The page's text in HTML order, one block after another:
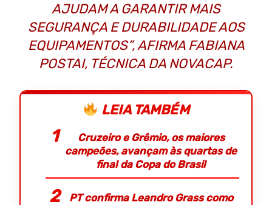
AJUDAM A GARANTIR MAIS
SEGURANÇA E DURABILIDADE AOS
EQUIPAMENTOS”, AFIRMA FABIANA
POSTAI, TÉCNICA DA NOVACAP.
LEIA TAMBÉM
Cruzeiro e Grêmio, os maiores
campeões, avançam às quartas de
final da Copa do Brasil
PT confirma Leandro Grass como